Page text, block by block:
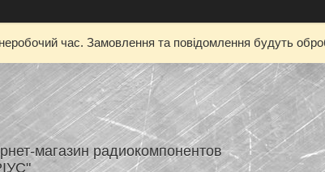
час. Замовлення та повідомлення будуть
магазин радиокомпонентов